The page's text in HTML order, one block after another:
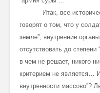
Итак, все
говорят о том, что у
земле”, внутренние
отсутствовать до степени
в чем не решает, никого
критерием не является…
внутренности массово”?